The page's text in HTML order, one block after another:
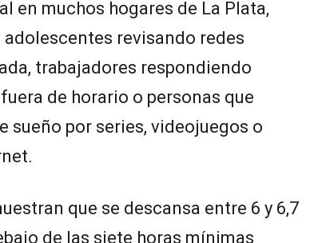
en muchos hogares de La Plata,
adolescentes revisando redes
trabajadores respondiendo
de horario o personas que
sueño por series, videojuegos o
que se descansa entre 6 y 6,7
de las siete horas mínimas